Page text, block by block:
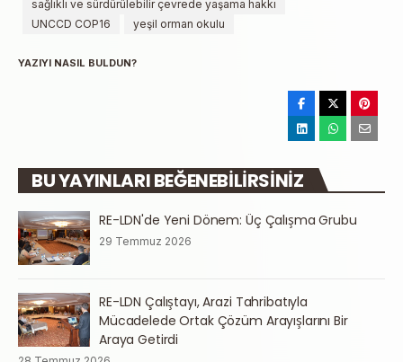
sağlıklı ve sürdürülebilir çevrede yaşama hakkı
UNCCD COP16
yeşil orman okulu
YAZIYI NASIL BULDUN?
BU YAYINLARI BEĞENEBILIRSINIZ
RE-LDN'de Yeni Dönem: Üç Çalışma Grubu
29 Temmuz 2026
RE-LDN Çalıştayı, Arazi Tahribatıyla
Mücadelede Ortak Çözüm Arayışlarını Bir
Araya Getirdi